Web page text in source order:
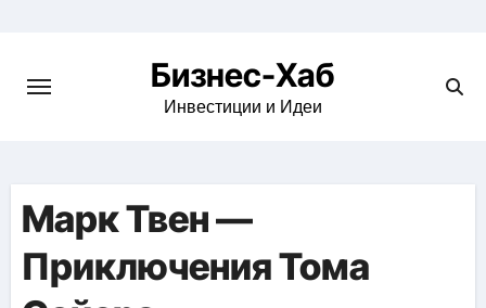
content
Бизнес-Хаб
Инвестиции и Идеи
Марк Твен —
Приключения Тома